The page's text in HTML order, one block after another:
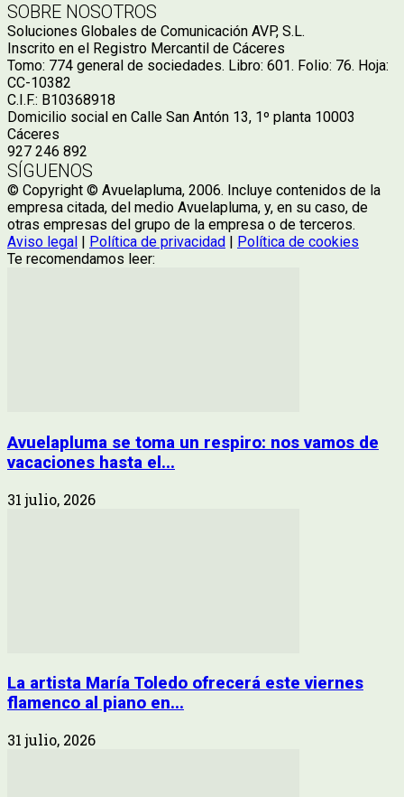
SOBRE NOSOTROS
Soluciones Globales de Comunicación AVP, S.L.
Inscrito en el Registro Mercantil de Cáceres
Tomo: 774 general de sociedades. Libro: 601. Folio: 76. Hoja:
CC-10382
C.I.F.: B10368918
Domicilio social en Calle San Antón 13, 1º planta 10003
Cáceres
927 246 892
SÍGUENOS
© Copyright © Avuelapluma, 2006. Incluye contenidos de la
empresa citada, del medio Avuelapluma, y, en su caso, de
otras empresas del grupo de la empresa o de terceros.
Aviso legal
Política de privacidad
Política de cookies
Te recomendamos leer:
Avuelapluma se toma un respiro: nos vamos de
vacaciones hasta el...
31 julio, 2026
La artista María Toledo ofrecerá este viernes
flamenco al piano en...
31 julio, 2026